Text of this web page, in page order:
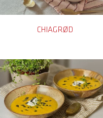
CHIAGRØD